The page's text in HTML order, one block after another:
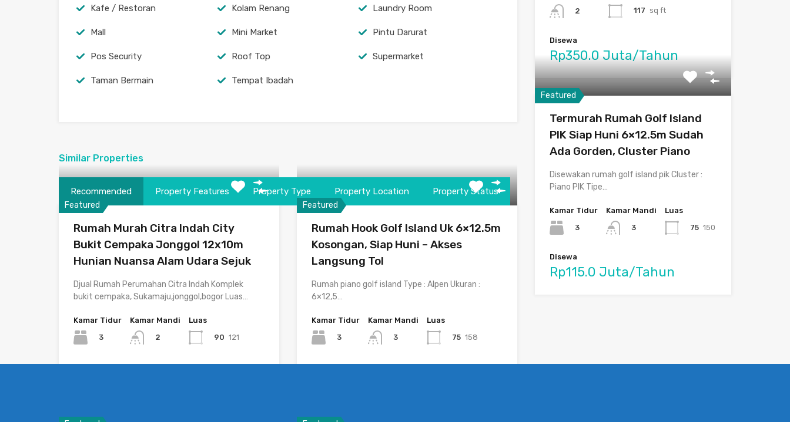
Kafe / Restoran Kolam Renang Laundry Room
Mall Mini Market Pintu Darurat
Pos Security Roof Top Supermarket
Taman Bermain Tempat Ibadah
Similar Properties
Recommended Property Features Property Type Property Location Property Status
Featured
Rumah Murah Citra Indah City
Bukit Cempaka Jonggol 12x10m
Hunian Nuansa Alam Udara Sejuk
Djual Rumah Perumahan Citra Indah Komplek
bukit cempaka, Sukamaju,jonggol,bogor Luas…
Kamar Tidur
3
Kamar Mandi
2
Luas
90 121
Featured
Rumah Hook Golf Island Uk 6×12.5m
Kosongan, Siap Huni – Akses
Langsung Tol
Rumah piano golf island Type : Alpen Ukuran :
6×12,5…
Kamar Tidur
3
Kamar Mandi
3
Luas
75 158
2
117 sq ft
Disewa
Rp350.0 Juta/Tahun
Featured
Termurah Rumah Golf Island
PIK Siap Huni 6×12.5m Sudah
Ada Gorden, Cluster Piano
Disewakan rumah golf island pik Cluster :
Piano PIK Tipe…
Kamar Tidur
3
Kamar Mandi
3
Luas
75 150
Disewa
Rp115.0 Juta/Tahun